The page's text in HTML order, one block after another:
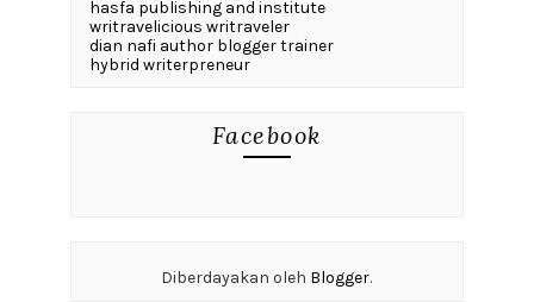
hasfa publishing and institute
writravelicious writraveler
dian nafi author blogger trainer
hybrid writerpreneur
Facebook
Diberdayakan oleh Blogger.